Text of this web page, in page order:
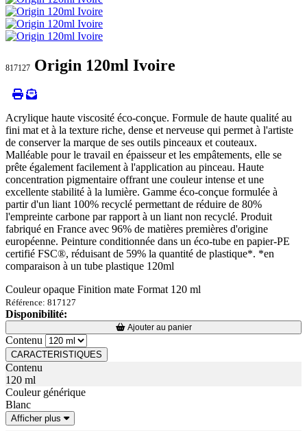
817127 Origin 120ml Ivoire
Acrylique haute viscosité éco-conçue. Formule de haute qualité au
fini mat et à la texture riche, dense et nerveuse qui permet à l'artiste
de conserver la marque de ses outils pinceaux et couteaux.
Malléable pour le travail en épaisseur et les empâtements, elle se
prête également facilement à l'application au pinceau. Haute
concentration pigmentaire offrant une couleur intense et une
excellente stabilité à la lumière. Gamme éco-conçue formulée à
partir d'un liant 100% recyclé permettant de réduire de 80%
l'empreinte carbone par rapport à un liant non recyclé. Produit
fabriqué en France avec 96% de matières premières d'origine
européenne. Peinture conditionnée dans un éco-tube en papier-PE
certifié FSC®, réduisant de 59% la quantité de plastique*. *en
comparaison à un tube plastique 120ml
Couleur opaque Finition mate Format 120 ml
Référence: 817127
Disponibilité:
Loading...
Loading... Ajouter au panier
Contenu
CARACTERISTIQUES
Contenu
120 ml
Couleur générique
Blanc
Afficher plus